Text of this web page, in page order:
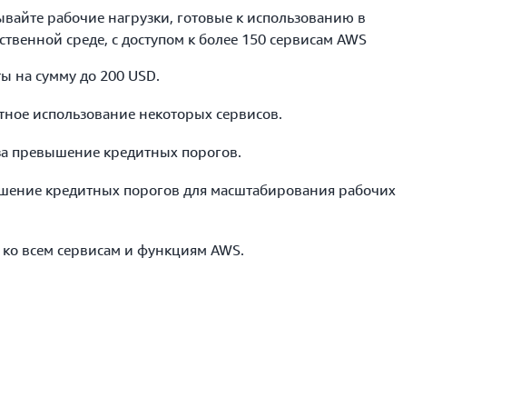
рабочие нагрузки, готовые к использованию в
среде, с доступом к более 150 сервисам AWS
на сумму до 200 USD.
использование некоторых сервисов.
превышение кредитных порогов.
кредитных порогов для масштабирования рабочих
ко всем сервисам и функциям AWS.